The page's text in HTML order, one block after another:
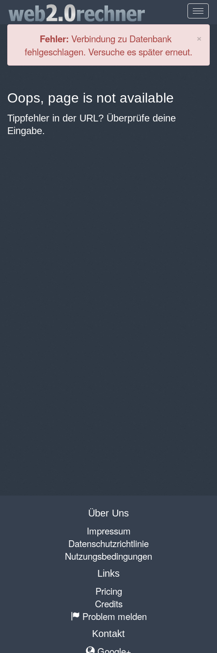
×
Fehler: Verbindung zu Datenbank
fehlgeschlagen. Versuche es später erneut.
Oops, page is not available
Tippfehler in der URL? Überprüfe deine
Eingabe.
Über Uns
Impressum
Datenschutzrichtlinie
Nutzungsbedingungen
Links
Pricing
Credits
Problem melden
Kontakt